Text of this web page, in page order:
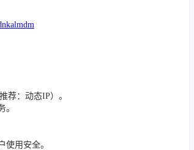
荐：动态IP）。
。
用安全。